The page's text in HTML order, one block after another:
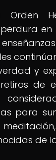
y
de
para
de